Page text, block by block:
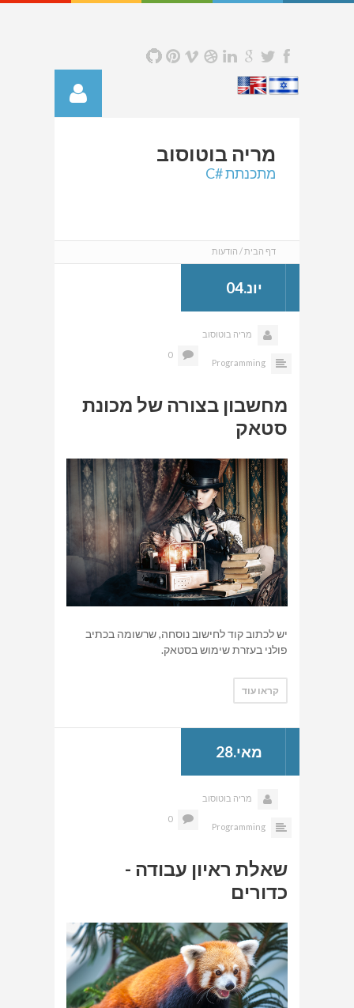
מריה בוטוסוב
מתכנתת #C
דף הבית הודעות
יונ.04
מריה בוטוסוב
Programming
0
מחשבון בצורה של מכונת
סטאק
יש לכתוב קוד לחישוב נוסחה, שרשומה בכתיב
פולני בעזרת שימוש בסטאק.
קראו עוד
מאי.28
מריה בוטוסוב
Programming
0
שאלת ראיון עבודה -
כדורים